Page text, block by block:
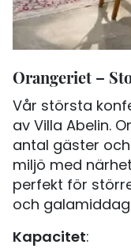
Orangeriet –
Vår största
av Villa Abelin.
antal gäster
miljö med
perfekt för
och
Kapacitet: